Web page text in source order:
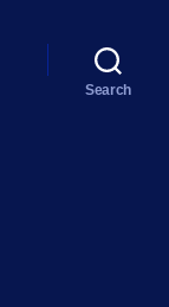
Search